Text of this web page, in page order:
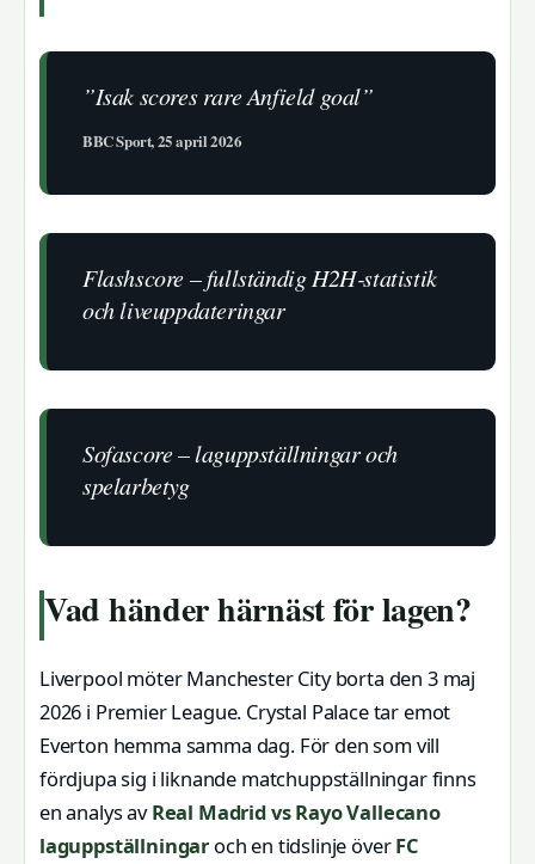
”Isak scores rare Anfield goal”
BBC Sport, 25 april 2026
Flashscore – fullständig H2H‑statistik
och liveuppdateringar
Sofascore – laguppställningar och
spelarbetyg
Vad händer härnäst för lagen?
Liverpool möter Manchester City borta den 3 maj
2026 i Premier League. Crystal Palace tar emot
Everton hemma samma dag. För den som vill
fördjupa sig i liknande matchuppställningar finns
en analys avReal Madrid vs Rayo Vallecano
laguppställningar och en tidslinje överFC